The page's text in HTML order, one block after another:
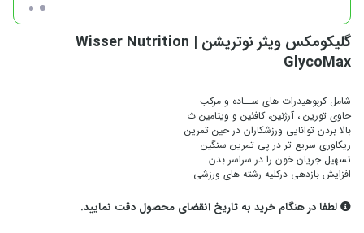
گلیکومکس ویثر نوتریشن | Wisser Nutrition
GlycoMax
شامل کربوهیدرات های ســاده و مرکب
حاوی تورین ، آرژنین، کافئین و ویتامین ث
بالا بردن توانایی ورزشکاران در حین تمرین
ریکاوری سریع تر در پی تمرین سنگین
تسهیل جریان خون را در سراسر بدن
افزایش بازدهی درکلیه رشته های ورزشی
لطفا در هنگام خرید به تاریخ انقضای محصول دقت نمایید.